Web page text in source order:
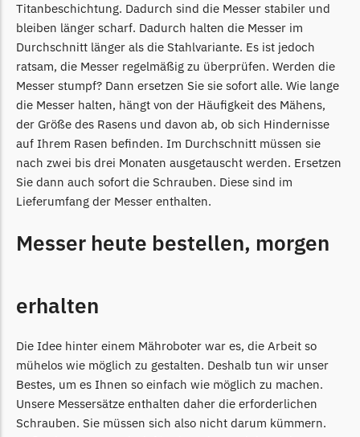
Scheppach
Scheppach Messer
Begrenzungsdraht
Segway
Segway Navimow Messer
Sunseeker
Sunseeker Messer
TECH Line
TECH Line Messer
Texas Messer
Wiper
Begrenzungsdraht
Titanbeschichtung. Dadurch sind die Messer stabiler und
bleiben länger scharf. Dadurch halten die Messer im
Durchschnitt länger als die Stahlvariante. Es ist jedoch
ratsam, die Messer regelmäßig zu überprüfen. Werden die
Messer stumpf? Dann ersetzen Sie sie sofort alle. Wie lange
die Messer halten, hängt von der Häufigkeit des Mähens,
der Größe des Rasens und davon ab, ob sich Hindernisse
auf Ihrem Rasen befinden. Im Durchschnitt müssen sie
nach zwei bis drei Monaten ausgetauscht werden. Ersetzen
Sie dann auch sofort die Schrauben. Diese sind im
Lieferumfang der Messer enthalten.
Messer heute bestellen, morgen
erhalten
Die Idee hinter einem Mähroboter war es, die Arbeit so
mühelos wie möglich zu gestalten. Deshalb tun wir unser
Bestes, um es Ihnen so einfach wie möglich zu machen.
Unsere Messersätze enthalten daher die erforderlichen
Schrauben. Sie müssen sich also nicht darum kümmern.